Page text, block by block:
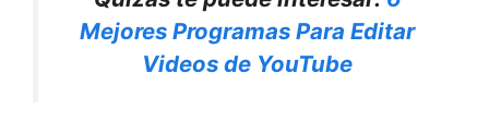
Mejores Programas Para Editar
Videos de YouTube